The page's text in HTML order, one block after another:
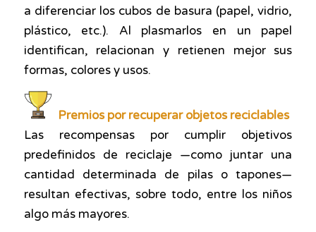
a diferenciar los cubos de basura (papel, vidrio,
plástico, etc.). Al plasmarlos en un papel
identifican, relacionan y retienen mejor sus
formas, colores y usos.
Premios por recuperar objetos reciclables
Las recompensas por cumplir objetivos
predefinidosde reciclaje —como juntar una
cantidad determinada de pilas o tapones—
resultan efectivas, sobre todo, entre los niños
algo más mayores.